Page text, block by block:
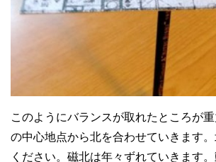
このようにバランスが取れたところが
の中心地点から北を合わせていきます
ください。磁北は年々ずれていきます